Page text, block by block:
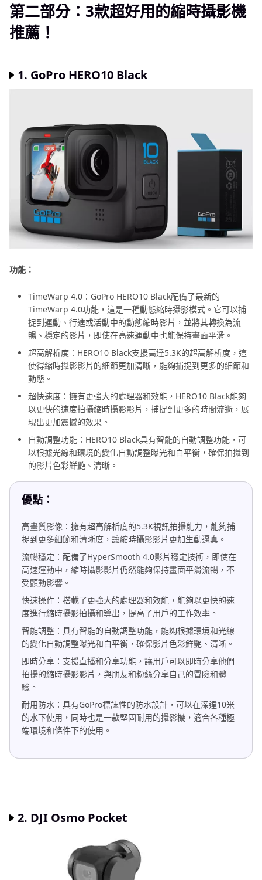
第二部分：3款超好用的縮時攝影機
推薦！
1. GoPro HERO10 Black
功能：
TimeWarp 4.0：GoPro HERO10 Black配備了最新的
TimeWarp 4.0功能，這是一種動態縮時攝影模式。它可以捕
捉到運動、行進或活動中的動態縮時影片，並將其轉換為流
暢、穩定的影片，即使在高速運動中也能保持畫面平滑。
超高解析度：HERO10 Black支援高達5.3K的超高解析度，這
使得縮時攝影影片的細節更加清晰，能夠捕捉到更多的細節和
動態。
超快速度：擁有更強大的處理器和效能，HERO10 Black能夠
以更快的速度拍攝縮時攝影影片，捕捉到更多的時間流逝，展
現出更加震撼的效果。
自動調整功能：HERO10 Black具有智能的自動調整功能，可
以根據光線和環境的變化自動調整曝光和白平衡，確保拍攝到
的影片色彩鮮艷、清晰。
優點：
高畫質影像：擁有超高解析度的5.3K視訊拍攝能力，能夠捕
捉到更多細節和清晰度，讓縮時攝影影片更加生動逼真。
流暢穩定：配備了HyperSmooth 4.0影片穩定技術，即使在
高速運動中，縮時攝影影片仍然能夠保持畫面平滑流暢，不
受顫動影響。
快速操作：搭載了更強大的處理器和效能，能夠以更快的速
度進行縮時攝影拍攝和導出，提高了用戶的工作效率。
智能調整：具有智能的自動調整功能，能夠根據環境和光線
的變化自動調整曝光和白平衡，確保影片色彩鮮艷、清晰。
即時分享：支援直播和分享功能，讓用戶可以即時分享他們
拍攝的縮時攝影影片，與朋友和粉絲分享自己的冒險和體
驗。
耐用防水：具有GoPro標誌性的防水設計，可以在深達10米
的水下使用，同時也是一款堅固耐用的攝影機，適合各種極
端環境和條件下的使用。
2. DJI Osmo Pocket